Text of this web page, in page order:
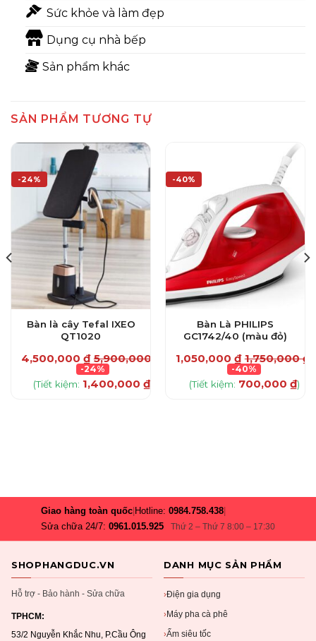
Sức khỏe và làm đẹp
Dụng cụ nhà bếp
Sản phẩm khác
SẢN PHẨM TƯƠNG TỰ
-24%
Bàn là cây Tefal IXEO
QT1020
4,500,000 ₫ 5,900,000
-24%
(Tiết kiệm: 1,400,000 ₫)
-40%
Bàn Là PHILIPS
GC1742/40 (màu đỏ)
1,050,000 ₫ 1,750,000₫
-40%
(Tiết kiệm: 700,000 ₫)
Giao hàng toàn quốc Hotline:0984.758.438
Sửa chữa 24/7:0961.015.925 Thứ 2 – Thứ 7 8:00 – 17:30
SHOPHANGDUC.VN
Hỗ trợ - Bảo hành - Sửa chữa
TPHCM:
53/2 Nguyễn Khắc Nhu, P.Cầu Ông
DANH MỤC SẢN PHẨM
›Điện gia dụng
› Máy pha cà phê
›Ấm siêu tốc